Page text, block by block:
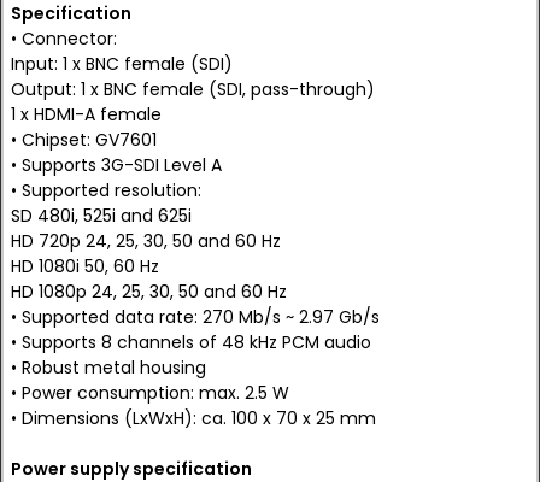
Specification
• Connector:
Input: 1 x BNC female (SDI)
Output: 1 x BNC female (SDI, pass-through)
1 x HDMI-A female
• Chipset: GV7601
• Supports 3G-SDI Level A
• Supported resolution:
SD 480i, 525i and 625i
HD 720p 24, 25, 30, 50 and 60 Hz
HD 1080i 50, 60 Hz
HD 1080p 24, 25, 30, 50 and 60 Hz
• Supported data rate: 270 Mb/s ~ 2.97 Gb/s
• Supports 8 channels of 48 kHz PCM audio
• Robust metal housing
• Power consumption: max. 2.5 W
• Dimensions (LxWxH): ca. 100 x 70 x 25 mm
Power supply specification